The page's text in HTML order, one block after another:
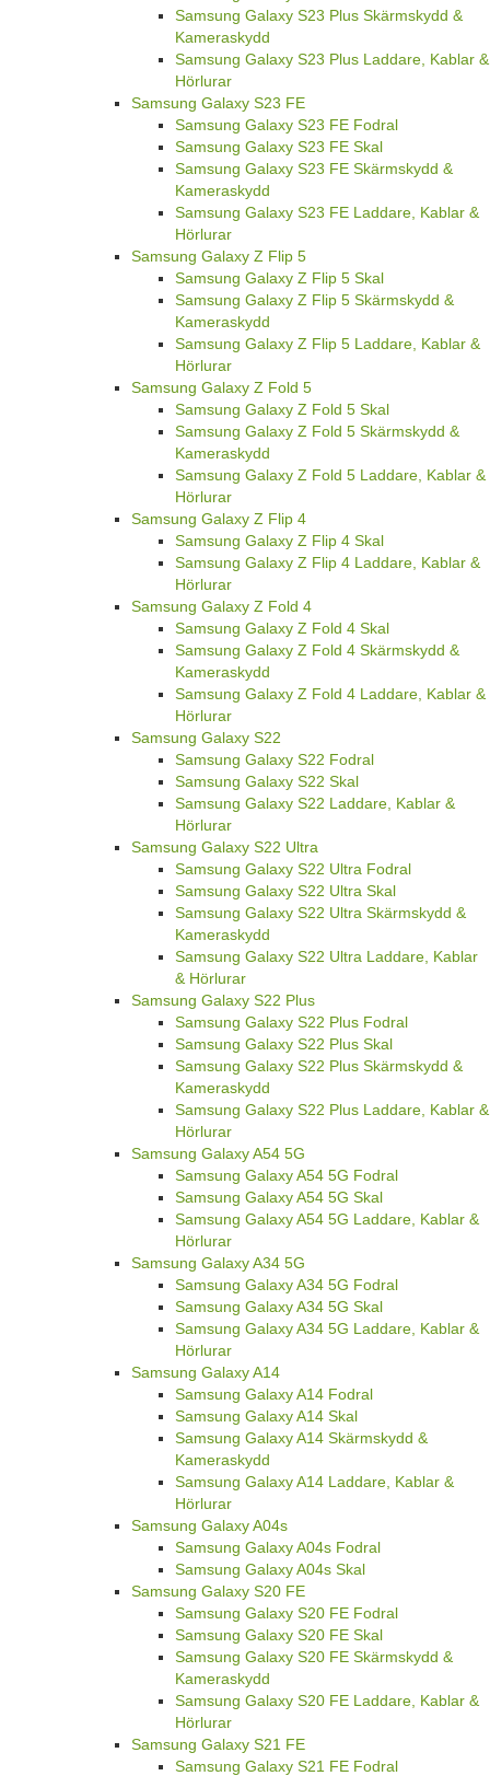
Samsung Galaxy S23 Plus Skärmskydd &
Kameraskydd
Samsung Galaxy S23 Plus Laddare, Kablar &
Hörlurar
Samsung Galaxy S23 FE
Samsung Galaxy S23 FE Fodral
Samsung Galaxy S23 FE Skal
Samsung Galaxy S23 FE Skärmskydd &
Kameraskydd
Samsung Galaxy S23 FE Laddare, Kablar &
Hörlurar
Samsung Galaxy Z Flip 5
Samsung Galaxy Z Flip 5 Skal
Samsung Galaxy Z Flip 5 Skärmskydd &
Kameraskydd
Samsung Galaxy Z Flip 5 Laddare, Kablar &
Hörlurar
Samsung Galaxy Z Fold 5
Samsung Galaxy Z Fold 5 Skal
Samsung Galaxy Z Fold 5 Skärmskydd &
Kameraskydd
Samsung Galaxy Z Fold 5 Laddare, Kablar &
Hörlurar
Samsung Galaxy Z Flip 4
Samsung Galaxy Z Flip 4 Skal
Samsung Galaxy Z Flip 4 Laddare, Kablar &
Hörlurar
Samsung Galaxy Z Fold 4
Samsung Galaxy Z Fold 4 Skal
Samsung Galaxy Z Fold 4 Skärmskydd &
Kameraskydd
Samsung Galaxy Z Fold 4 Laddare, Kablar &
Hörlurar
Samsung Galaxy S22
Samsung Galaxy S22 Fodral
Samsung Galaxy S22 Skal
Samsung Galaxy S22 Laddare, Kablar &
Hörlurar
Samsung Galaxy S22 Ultra
Samsung Galaxy S22 Ultra Fodral
Samsung Galaxy S22 Ultra Skal
Samsung Galaxy S22 Ultra Skärmskydd &
Kameraskydd
Samsung Galaxy S22 Ultra Laddare, Kablar
& Hörlurar
Samsung Galaxy S22 Plus
Samsung Galaxy S22 Plus Fodral
Samsung Galaxy S22 Plus Skal
Samsung Galaxy S22 Plus Skärmskydd &
Kameraskydd
Samsung Galaxy S22 Plus Laddare, Kablar &
Hörlurar
Samsung Galaxy A54 5G
Samsung Galaxy A54 5G Fodral
Samsung Galaxy A54 5G Skal
Samsung Galaxy A54 5G Laddare, Kablar &
Hörlurar
Samsung Galaxy A34 5G
Samsung Galaxy A34 5G Fodral
Samsung Galaxy A34 5G Skal
Samsung Galaxy A34 5G Laddare, Kablar &
Hörlurar
Samsung Galaxy A14
Samsung Galaxy A14 Fodral
Samsung Galaxy A14 Skal
Samsung Galaxy A14 Skärmskydd &
Kameraskydd
Samsung Galaxy A14 Laddare, Kablar &
Hörlurar
Samsung Galaxy A04s
Samsung Galaxy A04s Fodral
Samsung Galaxy A04s Skal
Samsung Galaxy S20 FE
Samsung Galaxy S20 FE Fodral
Samsung Galaxy S20 FE Skal
Samsung Galaxy S20 FE Skärmskydd &
Kameraskydd
Samsung Galaxy S20 FE Laddare, Kablar &
Hörlurar
Samsung Galaxy S21 FE
Samsung Galaxy S21 FE Fodral